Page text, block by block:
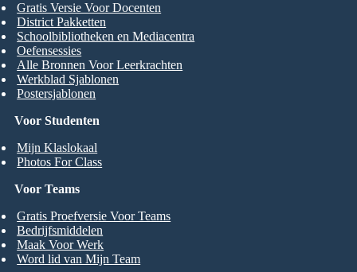
Voor Studenten
Mijn Klaslokaal
Photos For Class
Gratis Versie Voor Docenten
District Pakketten
Schoolbibliotheken en Mediacentra
Oefensessies
Alle Bronnen Voor Leerkrachten
Werkblad Sjablonen
Postersjablonen
Voor Teams
Gratis Proefversie Voor Teams
Bedrijfsmiddelen
Maak Voor Werk
Word lid van Mijn Team